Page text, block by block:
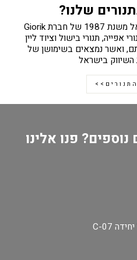
שלנו?
אנחנו נציגים בלעדיים בישראל משנת 1987 של חברת Giorik
אפייה, תנורי בישול וציוד ליין
ואשר נמצאים בשימושן של
בישראל
נוספים? פנו אלינו